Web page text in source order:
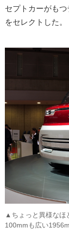
セプトカーがもつ
をセレクトした。
▲ちょっと異様なほ
100mmも広い